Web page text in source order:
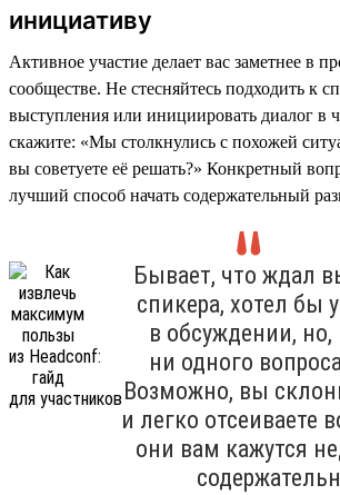
инициативу
Активное участие делает вас заметнее в
сообществе. Не стесняйтесь подходить к
выступления или инициировать диалог в
скажите: «Мы столкнулись с похожей
вы советуете её решать?» Конкретный
лучший способ начать содержательный
Бывает, что ждал
спикера, хотел бы
в обсуждении, но,
ни одного
Возможно, вы
и легко отсеиваете
они вам кажутся